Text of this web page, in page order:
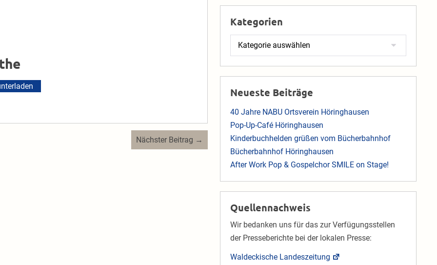
Nächster Beitrag →
Kategorien
Kategorien
Neueste Beiträge
40 Jahre NABU Ortsverein Höringhausen
Pop-Up-Café Höringhausen
Kinderbuchhelden grüßen vom Bücherbahnhof
Bücherbahnhof Höringhausen
After Work Pop & Gospelchor SMILE on Stage!
Quellennachweis
Wir bedanken uns für das zur Verfügungsstellen
der Presseberichte bei der lokalen Presse:
Waldeckische Landeszeitung